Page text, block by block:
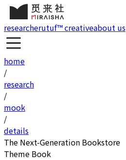
researcherutuf™ creativeabout us
home
/
research
/
mook
/
details
The Next-Generation Bookstore
Theme Book